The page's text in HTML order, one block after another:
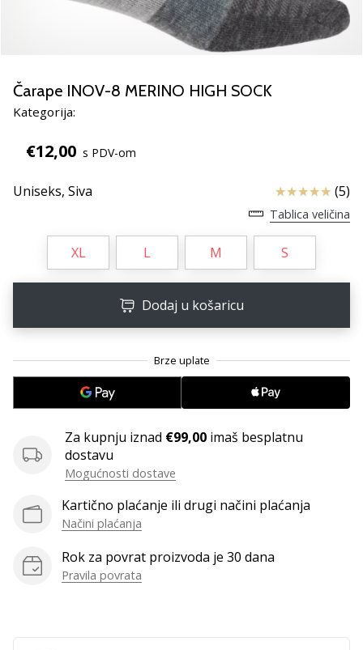
odbojku!
Pogledajte
naš
obuću,
opremu
najboljih
11. 8. 2022
1 min. čitanja
Postani
ambasadorom
našeg
brenda
za
odbojku
Obožavaš
odbojku
nam
Čarape INOV-8 MERINO HIGH SOCK
Kategorija:
€12,00 s PDV-om
Uniseks, Siva Ocjena (5)
Tablica veličina
XL L M S
Dodaj u košaricu
Za kupnju iznad €99,00 imaš besplatnu
dostavu
Mogućnosti dostave
Kartično plaćanje ili drugi načini plaćanja
Načini plaćanja
Rok za povrat proizvoda je 30 dana
Pravila povrata